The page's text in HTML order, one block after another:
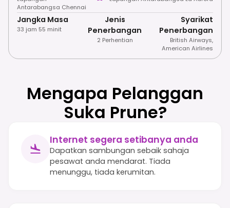
Antarabangsa Chennai
Jangka Masa
33 jam 55 minit
Jenis
Penerbangan
2 Perhentian
Syarikat
Penerbangan
British Airways,
American Airlines
Mengapa Pelanggan
Suka Prune?
Internet segera setibanya anda
Dapatkan sambungan sebaik sahaja
pesawat anda mendarat. Tiada
menunggu, tiada kerumitan.